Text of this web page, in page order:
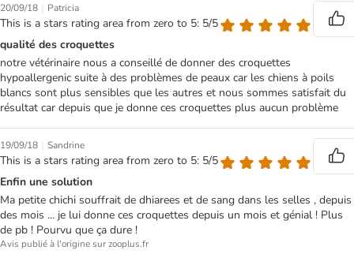
20/09/18 | Patricia
This is a stars rating area from zero to 5: 5/5
qualité des croquettes
notre vétérinaire nous a conseillé de donner des croquettes
hypoallergenic suite à des problèmes de peaux car les chiens à poils
blancs sont plus sensibles que les autres et nous sommes satisfait du
résultat car depuis que je donne ces croquettes plus aucun problème
19/09/18 | Sandrine
This is a stars rating area from zero to 5: 5/5
Enfin une solution
Ma petite chichi souffrait de dhiarees et de sang dans les selles , depuis
des mois ... je lui donne ces croquettes depuis un mois et génial ! Plus
de pb ! Pourvu que ça dure !
Avis publié à l'origine sur zooplus.fr